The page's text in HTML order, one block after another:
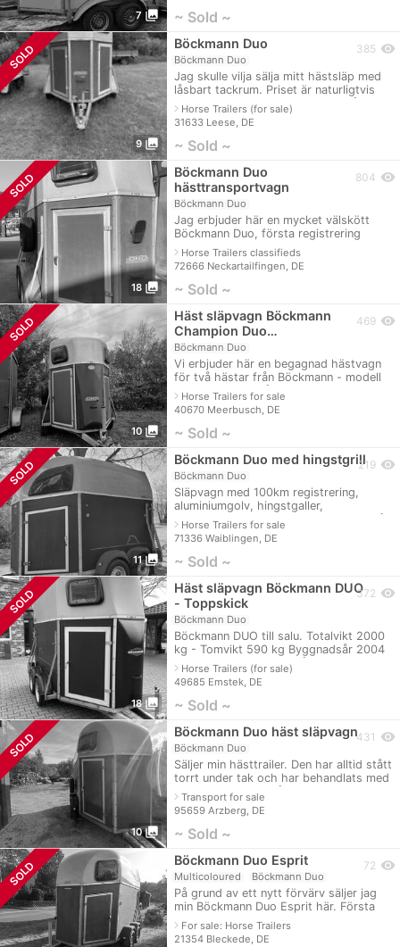
7 photo_library ~ Sold ~
SOLD
9 photo_library
Böckmann Duo
Böckmann Duo
Jag skulle vilja sälja mitt hästsläp med
låsbart tackrum. Priset är naturligtvis
förhandlingsbart och jag är också glad
att sänka priset om någon är a
navigate_nextHorse Trailers (for sale)
31633 Leese, DE
385 visibility
~ Sold ~
SOLD
18 photo_library
Böckmann Duo
hästtransportvagn
Böckmann Duo
Jag erbjuder här en mycket välskött
Böckmann Duo, första registrering
2005. Släpvagnen har färsk MOT fram
till juli 2025, däcken är i gott skick.
navigate_nextHorse Trailers classifieds
72666 Neckartailfingen, DE
804 visibility
~ Sold ~
SOLD
10 photo_library
Häst släpvagn Böckmann
Champion Duo…
Böckmann Duo
Vi erbjuder här en begagnad hästvagn
för två hästar från Böckmann - modell
Duo Western. Spår av användning finns.
TÜV 09/2024 Första registrering:
navigate_nextHorse Trailers for sale
40670 Meerbusch, DE
469 visibility
~ Sold ~
SOLD
11 photo_library
Böckmann Duo med hingstgrill
Böckmann Duo
Släpvagn med 100km registrering,
aluminiumgolv, hingstgaller,
sadelkammare. Med normala tecken på
användning. Vänligen kontakta oss om
du är intress
navigate_nextHorse Trailers for sale
71336 Waiblingen, DE
219 visibility
~ Sold ~
SOLD
18 photo_library
Häst släpvagn Böckmann DUO
- Toppskick
Böckmann Duo
Böckmann DUO till salu. Totalvikt 2000
kg - Tomvikt 590 kg Byggnadsår 2004
Har förnyats helt och hållet, följande
har gjorts: Golvet är nytt Al
navigate_nextHorse Trailers (for sale)
49685 Emstek, DE
372 visibility
~ Sold ~
SOLD
10 photo_library
Böckmann Duo häst släpvagn
Böckmann Duo
Säljer min hästtrailer. Den har alltid stått
torrt under tak och har behandlats med
omsorg. Byggnadsår 2017, 100 km/h
godkännande. TÜV fram till juni
navigate_nextTransport for sale
95659 Arzberg, DE
431 visibility
~ Sold ~
SOLD Böckmann Duo Esprit
Multicoloured Böckmann Duo
På grund av ett nytt förvärv säljer jag
min Böckmann Duo Esprit här. Första
registrering 05/2017, aluminiumgolv,
sadelkammare och ny TÜV.
navigate_nextFor sale: Horse Trailers
21354 Bleckede, DE
72 visibility